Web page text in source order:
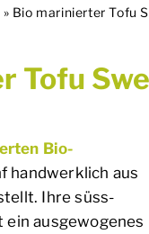
» Bio marinierter Tofu
Tofu
Bio-
handwerklich aus
Ihre süss-
ausgewogenes